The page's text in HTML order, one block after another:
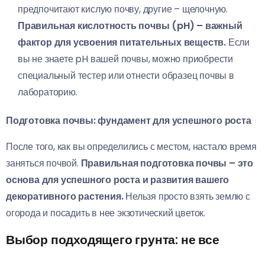
предпочитают кислую почву, другие – щелочную.
Правильная кислотность почвы (pH) – важный
фактор для усвоения питательных веществ. Если
вы не знаете pH вашей почвы, можно приобрести
специальный тестер или отнести образец почвы в
лабораторию.
Подготовка почвы: фундамент для успешного роста
После того, как вы определились с местом, настало время
заняться почвой. Правильная подготовка почвы – это
основа для успешного роста и развития вашего
декоративного растения.Нельзя просто взять землю с
огорода и посадить в нее экзотический цветок.
Выбор подходящего грунта: не все